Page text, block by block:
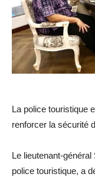
La police touristique
renforcer la sécurité
Le lieutenant-
police touristique, a